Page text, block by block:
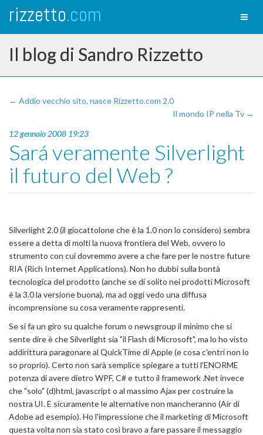
rizzetto.com
Il blog di Sandro Rizzetto
← Addio vecchio sito, nasce Rizzetto.com 2.0
Il mondo IP nella Tv →
12 gennaio 2008 19:23
Sará veramente Silverlight
il futuro del Web ?
Silverlight 2.0 (il giocattolone che è la 1.0 non lo considero) sembra
essere a detta di molti la nuova frontiera del Web, ovvero lo
strumento con cui dovremmo avere a che fare per le nostre future
RIA (Rich Internet Applications). Non ho dubbi sulla bontà
tecnologica del prodotto (anche se di solito nei prodotti Microsoft
è la 3.0 la versione buona), ma ad oggi vedo una diffusa
incomprensione su cosa veramente rappresenti.
Se si fa un giro su qualche forum o newsgroup il minimo che si
sente dire è che Silverlight sia "il Flash di Microsoft", ma lo ho visto
addirittura paragonare al QuickTime di Apple (e cosa c'entri non lo
so proprio). Certo non sarà semplice spiegare a tutti l'ENORME
potenza di avere dietro WPF, C# e tutto il framework .Net invece
che "solo" (d)html, javascript o al massimo Ajax per costruire la
nostra UI. E sicuramente le alternative non mancheranno (Air di
Adobe ad esempio). Ho l'impressione che il marketing di Microsoft
questa volta non sia stato così bravo a fare passare il messaggio